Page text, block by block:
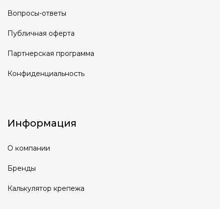
Вопросы-ответы
Публичная оферта
Партнерская программа
Конфиденциальность
Информация
О компании
Бренды
Калькулятор крепежа